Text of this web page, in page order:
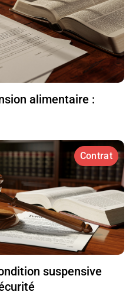
alimentaire :
Contrat
suspensive